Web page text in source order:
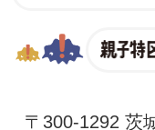
〒300-1292 茨